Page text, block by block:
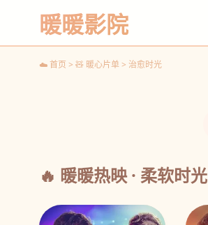
暖暖影院
☁️ 首页 > 🧸 暖心片单 > 治愈时光
轮回友情 温暖神剧
☁️ 观看
🔥 暖暖热映 · 柔软时光